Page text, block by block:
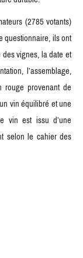
(2785 votants)
questionnaire, ils ont
vignes, la date et
l’assemblage,
provenant de
vin équilibré et une
vin est issu d’une
selon le cahier des